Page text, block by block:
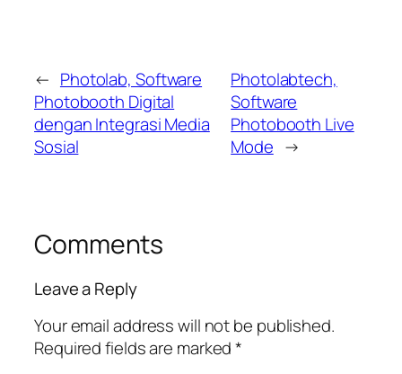
← Photolab, Software
Photobooth Digital
dengan Integrasi Media
Sosial
Photolabtech,
Software
Photobooth Live
Mode →
Comments
Leave a Reply
Your email address will not be published.
Required fields are marked*